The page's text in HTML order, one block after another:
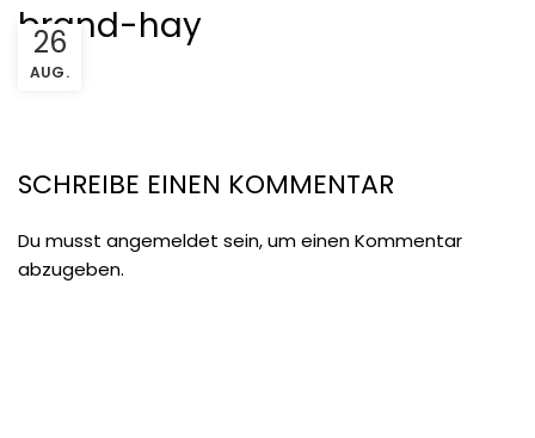
brand-hay
26
AUG.
SCHREIBE EINEN KOMMENTAR
Du musst angemeldet sein, um einen Kommentar
abzugeben.